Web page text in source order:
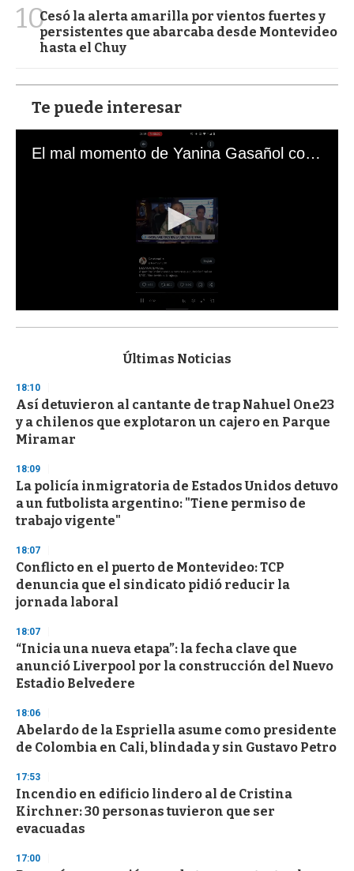
10Cesó la alerta amarilla por vientos fuertes y
persistentes que abarcaba desde Montevideo
hasta el Chuy
Te puede interesar
El mal momento de Yanina Gasañol con un hincha argentino en "Subrayado"
s
d
s
o
f
3
s
e
c
o
n
Últimas Noticias
18:10
Así detuvieron al cantante de trap Nahuel One23
y a chilenos que explotaron un cajero en Parque
Miramar
18:09
La policía inmigratoria de Estados Unidos detuvo
a un futbolista argentino: "Tiene permiso de
trabajo vigente"
18:07
Conflicto en el puerto de Montevideo: TCP
denuncia que el sindicato pidió reducir la
jornada laboral
18:07
“Inicia una nueva etapa”: la fecha clave que
anunció Liverpool por la construcción del Nuevo
Estadio Belvedere
18:06
Abelardo de la Espriella asume como presidente
de Colombia en Cali, blindada y sin Gustavo Petro
17:53
Incendio en edificio lindero al de Cristina
Kirchner: 30 personas tuvieron que ser
evacuadas
17:00